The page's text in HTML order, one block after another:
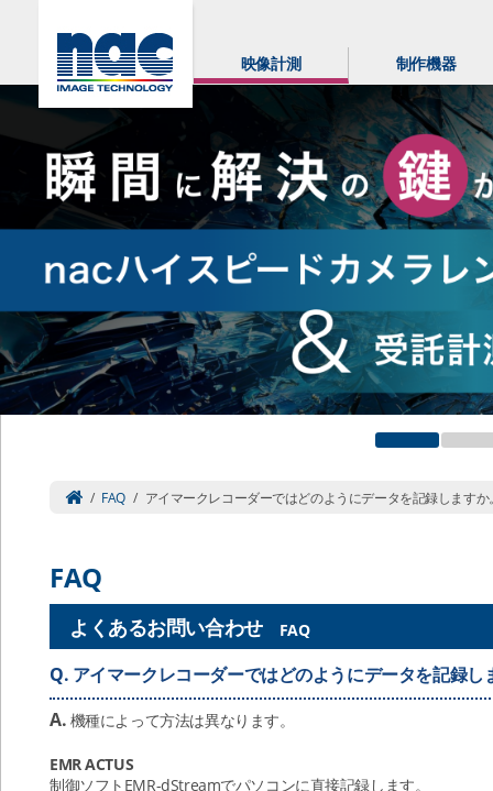
映像計測 制作機器
/ FAQ / アイマークレコーダーではどのようにデータを記録しますか
FAQ
よくあるお問い合わせ FAQ
Q. アイマークレコーダーではどのようにデータを記録し
A. 機種によって方法は異なります。
EMR ACTUS
制御ソフトEMR-dStreamでパソコンに直接記録します。